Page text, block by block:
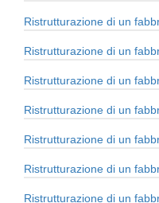
Ristrutturazione di un
Ristrutturazione di un
Ristrutturazione di un
Ristrutturazione di un
Ristrutturazione di un
Ristrutturazione di un
Ristrutturazione di un